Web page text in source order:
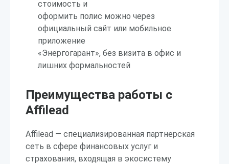
стоимость и
оформить полис можно через
официальный сайт или мобильное
приложение
«Энергогарант», без визита в офис и
лишних формальностей
Преимущества работы с
Affilead
Affilead — специализированная партнерская
сеть в сфере финансовых услуг и
страхования, входящая в экосистему